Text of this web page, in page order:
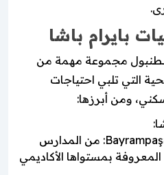
بايرام باشا
مجموعة مهمة من
التي تلبي احتياجات
ومن أبرزها:
Bayrampaşa Anadolu Lisesi: من المدارس
المعروفة بمستواها الأكاديمي